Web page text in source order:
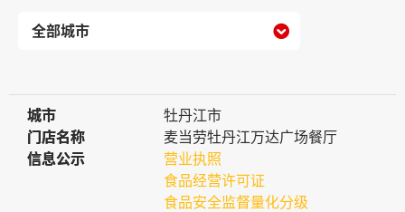

城市
城市
牡丹江市
门店名称
门店名称
麦当劳牡丹江万达广场餐厅
信息公示
信息公示
营业执照
食品经营许可证
食品安全监督量化分级